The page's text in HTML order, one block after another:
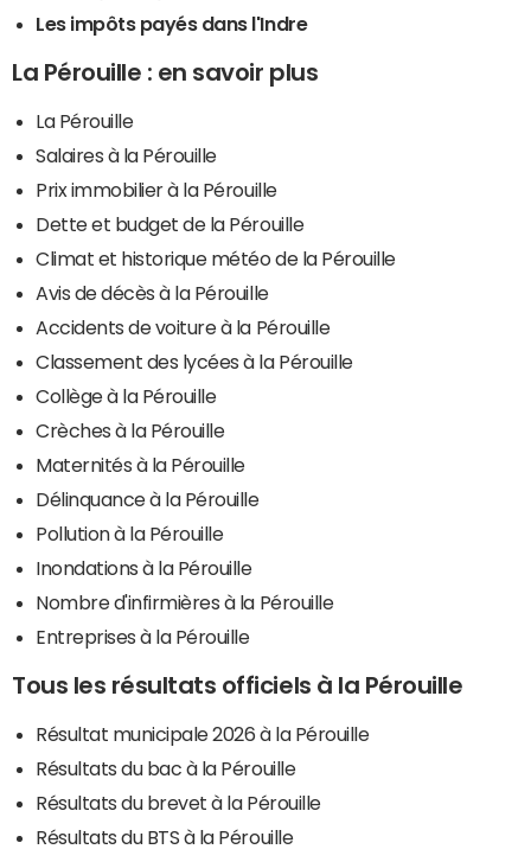
Les impôts payés dans l'Indre
La Pérouille : en savoir plus
La Pérouille
Salaires à la Pérouille
Prix immobilier à la Pérouille
Dette et budget de la Pérouille
Climat et historique météo de la Pérouille
Avis de décès à la Pérouille
Accidents de voiture à la Pérouille
Classement des lycées à la Pérouille
Collège à la Pérouille
Crèches à la Pérouille
Maternités à la Pérouille
Délinquance à la Pérouille
Pollution à la Pérouille
Inondations à la Pérouille
Nombre d'infirmières à la Pérouille
Entreprises à la Pérouille
Tous les résultats officiels à la Pérouille
Résultat municipale 2026 à la Pérouille
Résultats du bac à la Pérouille
Résultats du brevet à la Pérouille
Résultats du BTS à la Pérouille